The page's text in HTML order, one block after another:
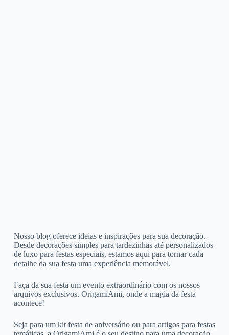
Nosso blog oferece ideias e inspirações para sua decoração.
Desde decorações simples para tardezinhas até personalizados
de luxo para festas especiais, estamos aqui para tornar cada
detalhe da sua festa uma experiência memorável.
Faça da sua festa um evento extraordinário com os nossos
arquivos exclusivos. OrigamiAmi, onde a magia da festa
acontece!
Seja para um kit festa de aniversário ou para artigos para festas